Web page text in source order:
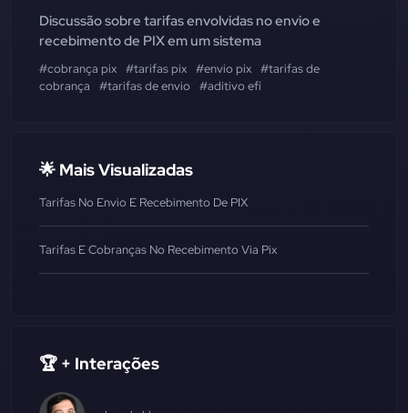
Discussão sobre tarifas envolvidas no envio e
recebimento de PIX em um sistema
#cobrança pix #tarifas pix #envio pix #tarifas de
cobrança
#tarifas de envio #aditivo efí
🌟 Mais Visualizadas
Tarifas No Envio E Recebimento De PIX
Tarifas E Cobranças No Recebimento Via Pix
🏆 + Interações